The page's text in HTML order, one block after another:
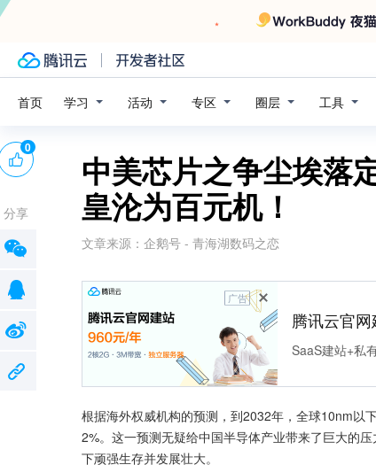
首页 学习 活动 专区 圈层 工具
中美芯片之争尘埃落
皇沦为百元机！
文章来源： 企鹅号 - 青海湖数码之恋
广告
腾讯云官
SaaS建站+私
根据海外权威机构的预测，到2032年，全球10nm以
2%。这一预测无疑给中国半导体产业带来了巨大的
下顽强生存并发展壮大。
0
分享